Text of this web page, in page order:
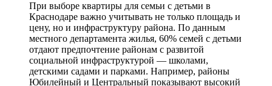
При выборе квартиры для семьи с детьми в
Краснодаре важно учитывать не только площадь и
цену, но и инфраструктуру района. По данным
местного департамента жилья, 60% семей с детьми
отдают предпочтение районам с развитой
социальной инфраструктурой — школами,
детскими садами и парками. Например, районы
Юбилейный и Центральный показывают высокий